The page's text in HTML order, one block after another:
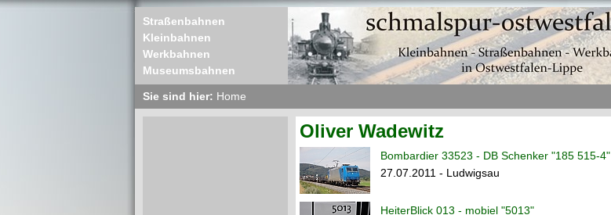
Straßenbahnen
Kleinbahnen
Werkbahnen
Museumsbahnen
Sie sind hier: Home
Oliver Wadewitz
Bombardier 33523 - DB Schenker "185 515-4"
27.07.2011 - Ludwigsau
HeiterBlick 013 - mobiel "5013"